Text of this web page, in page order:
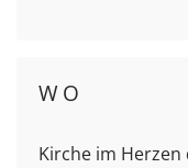
WO
Kirche im